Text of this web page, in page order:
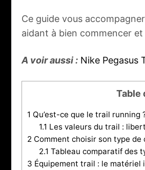
Ce guide vous
aidant à bien commencer
A voir aussi : Nike Pegasus
Table
1 Qu’est-ce que le trail
1.1 Les valeurs du trail :
2 Comment choisir son type
2.1 Tableau comparatif des
3 Équipement trail : le matériel